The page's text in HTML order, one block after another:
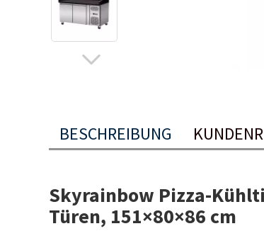
BESCHREIBUNG
Skyrainbow Pizza-
Türen, 151×80×86 cm